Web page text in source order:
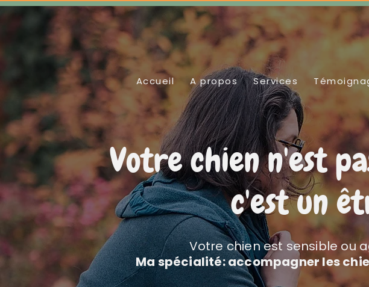
Accueil A propos Services
Votre chien n'est
c'est un
Votre chien est sensible ou
Ma spécialité: accompagner les